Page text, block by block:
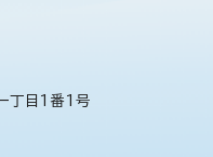
丁目1番1号